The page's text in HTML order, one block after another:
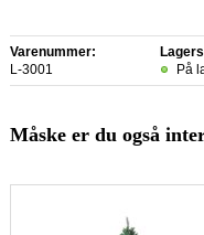
Varenummer:
L-3001
På
Måske er du også